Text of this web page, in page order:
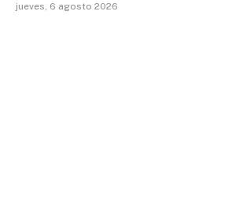
jueves, 6 agosto 2026